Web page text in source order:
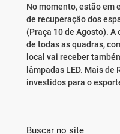
No momento, estão em
de recuperação dos
(Praça 10 de Agosto).
de todas as quadras,
local vai receber
lâmpadas LED. Mais de
investidos para o
Buscar no site